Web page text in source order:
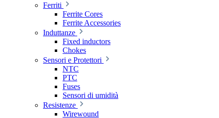
Ferriti
Ferrite Cores
Ferrite Accessories
Induttanze
Fixed inductors
Chokes
Sensori e Protettori
NTC
PTC
Fuses
Sensori di umidità
Resistenze
Wirewound